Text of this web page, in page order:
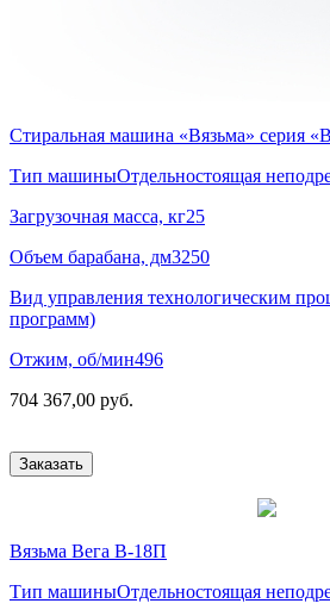
Стиральная машина «Вязьма» серия
Тип машиныОтдельностоящая
Загрузочная масса, кг25
Объем барабана, дм3250
Вид управления технологическим
программ)
Отжим, об/мин496
704 367,00 руб.
Заказать
Вязьма Вега В-18П
Тип машиныОтдельностоящая